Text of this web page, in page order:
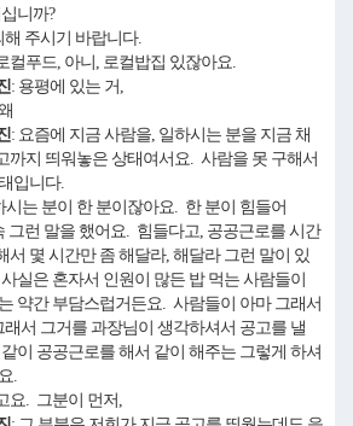
니까?
주시기 바랍니다.
컬푸드, 아니, 로컬밥집 있잖아요.
: 용평에 있는 거,
: 요즘에 지금 사람을, 일하시는 분을 지금 채
까지 띄워놓은 상태여서요. 사람을 못 구해서
입니다.
시는 분이 한 분이잖아요. 한 분이 힘들어
그런 말을 했어요. 힘들다고, 공공근로를 시간
서 몇 시간만 좀 해달라, 해달라 그런 말이 있
실은 혼자서 인원이 많든 밥 먹는 사람들이
약간 부담스럽거든요. 사람들이 아마 그래서
서 그거를 과장님이 생각하셔서 공고를 낼
이 공공근로를 해서 같이 해주는 그렇게 하셔
.
요. 그분이 먼저,